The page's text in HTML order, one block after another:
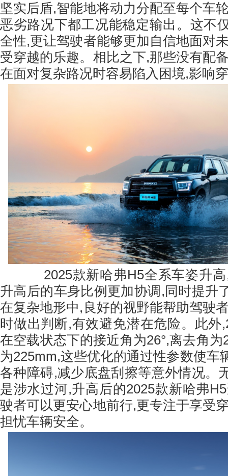
坚实后盾,智能地将动力分配至每个车
恶劣路况下都工况能稳定输出。这不
全性,更让驾驶者能够更加自信地面对
受穿越的乐趣。相比之下,那些没有配
在面对复杂路况时容易陷入困境,影响
2025款新哈弗H5全系车姿升高,
升高后的车身比例更加协调,同时提升
在复杂地形中,良好的视野能帮助驾驶
时做出判断,有效避免潜在危险。此外
在空载状态下的接近角为26°,离去角为
为225mm,这些优化的通过性参数使车
各种障碍,减少底盘刮擦等意外情况。
是涉水过河,升高后的2025款新哈弗
驶者可以更安心地前行,更专注于享受
担忧车辆安全。